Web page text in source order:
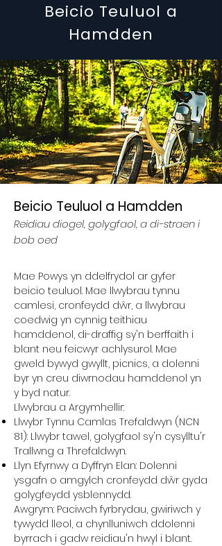
Beicio Teuluol a
Hamdden
Beicio Teuluol a Hamdden
Reidiau diogel, golygfaol, a di-straen i
bob oed
Mae Powys yn ddelfrydol ar gyfer
beicio teuluol. Mae llwybrau tynnu
camlesi, cronfeydd dŵr, a llwybrau
coedwig yn cynnig teithiau
hamddenol, di-draffig sy'n berffaith i
blant neu feicwyr achlysurol. Mae
gweld bywyd gwyllt, picnics, a dolenni
byr yn creu diwrnodau hamddenol yn
y byd natur.
Llwybrau a Argymhellir:
Llwybr Tynnu Camlas Trefaldwyn (NCN
81): Llwybr tawel, golygfaol sy'n cysylltu'r
Trallwng a Threfaldwyn.
Llyn Efyrnwy a Dyffryn Elan: Dolenni
ysgafn o amgylch cronfeydd dŵr gyda
golygfeydd ysblennydd.
Awgrym: Paciwch fyrbrydau, gwiriwch y
tywydd lleol, a chynlluniwch ddolenni
byrrach i gadw reidiau'n hwyl i blant.